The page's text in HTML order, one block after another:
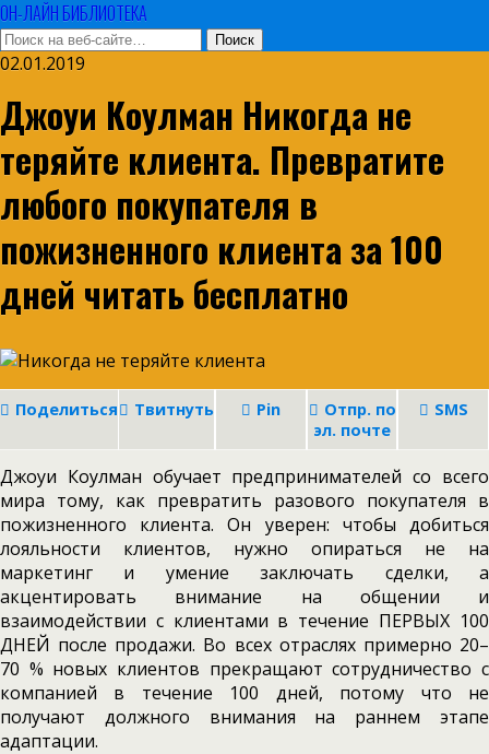
ОН-ЛАЙН БИБЛИОТЕКА
02.01.2019
Джоуи Коулман Никогда не
теряйте клиента. Превратите
любого покупателя в
пожизненного клиента за 100
дней читать бесплатно
Поделиться Твитнуть Pin
Отпр. по
эл. почте
SMS
Джоуи Коулман обучает предпринимателей со всего
мира тому, как превратить разового покупателя в
пожизненного клиента. Он уверен: чтобы добиться
лояльности клиентов, нужно опираться не на
маркетинг и умение заключать сделки, а
акцентировать внимание на общении и
взаимодействии с клиентами в течение ПЕРВЫХ 100
ДНЕЙ после продажи. Во всех отраслях примерно 20–
70 % новых клиентов прекращают сотрудничество с
компанией в течение 100 дней, потому что не
получают должного внимания на раннем этапе
адаптации.